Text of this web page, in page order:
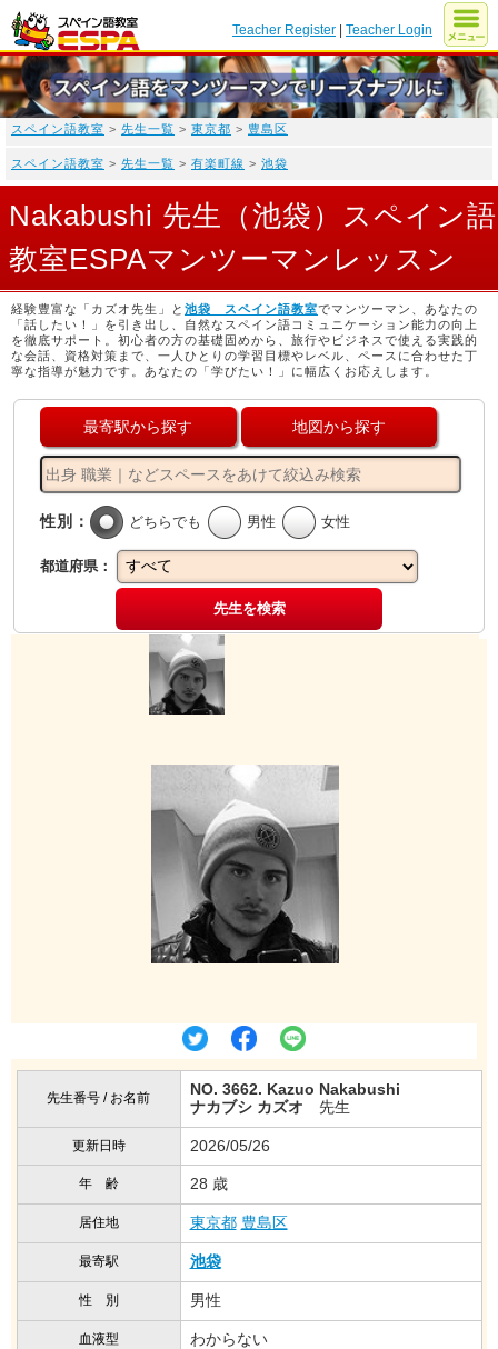
Teacher Register |Teacher Login
スペイン語教室 > 先生一覧 > 東京都 > 豊島区
スペイン語教室 > 先生一覧 > 有楽町線 > 池袋
Nakabushi 先生（池袋）スペイン語
教室ESPAマンツーマンレッスン
経験豊富な「カズオ先生」と 池袋 スペイン語教室でマンツーマン、あなたの
「話したい！」を引き出し、自然なスペイン語コミュニケーション能力の向上
を徹底サポート。初心者の方の基礎固めから、旅行やビジネスで使える実践的
な会話、資格対策まで、一人ひとりの学習目標やレベル、ペースに合わせた丁
寧な指導が魅力です。あなたの「学びたい！」に幅広くお応えします。
最寄駅から探す 地図から探す
性別： どちらでも 男性 女性
都道府県：
先生を検索
先生番号 / お名前
NO. 3662. Kazuo Nakabushi
ナカブシ カズオ 先生
更新日時 2026/05/26
年 齢 28 歳
居住地 東京都 豊島区
最寄駅 池袋
性 別 男性
血液型 わからない